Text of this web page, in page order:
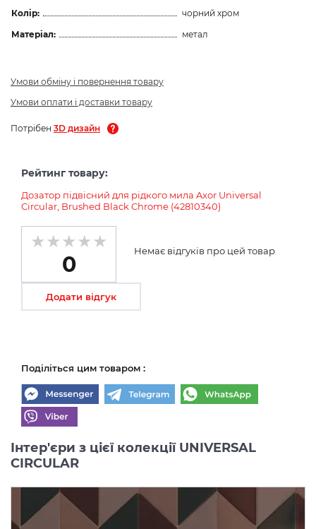
Колір:
чорний хром
Матеріал:
метал
Умови обміну і повернення товару
Умови оплати і доставки товару
Потрібен 3D дизайн
Рейтинг товару:
Дозатор підвісний для рідкого мила Axor Universal
Circular, Brushed Black Chrome (42810340)
0
Немає відгуків про цей товар
Додати відгук
Поділіться цим товаром :
Інтер'єри з цієї колекції UNIVERSAL
CIRCULAR